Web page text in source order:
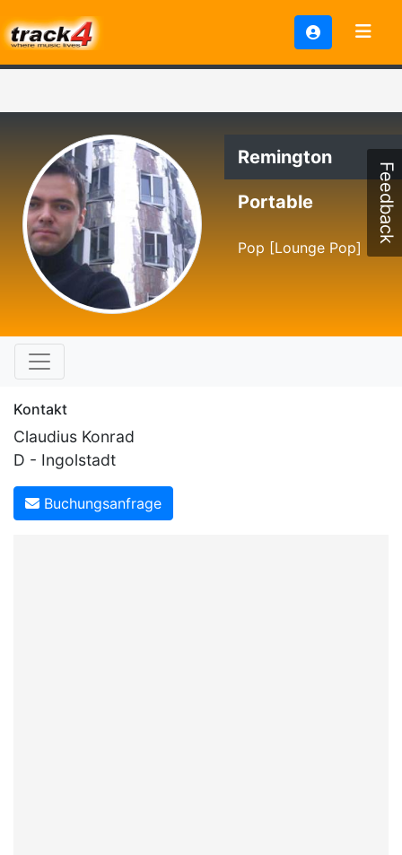
Remington
Portable
Pop [Lounge Pop]
Kontakt
Claudius Konrad
D - Ingolstadt
Buchungsanfrage
Feedback